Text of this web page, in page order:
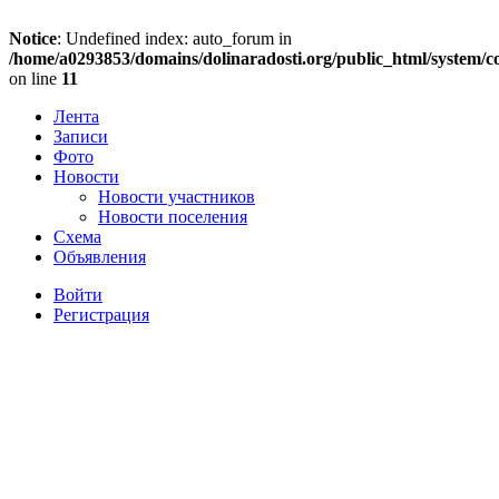
Notice: Undefined index: auto_forum in
/home/a0293853/domains/dolinaradosti.org/public_html/
on line 11
Лента
Записи
Фото
Новости
Новости участников
Новости поселения
Схема
Объявления
Войти
Регистрация